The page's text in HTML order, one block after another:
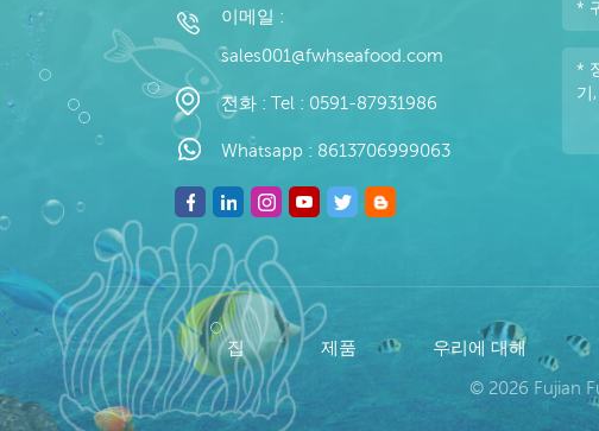
이메일 :
sales001@fwhseafood.com
전화 : Tel : 0591-87931986
Whatsapp : 8613706999063
집 제품 우리에 대해
© 2026 Fujian